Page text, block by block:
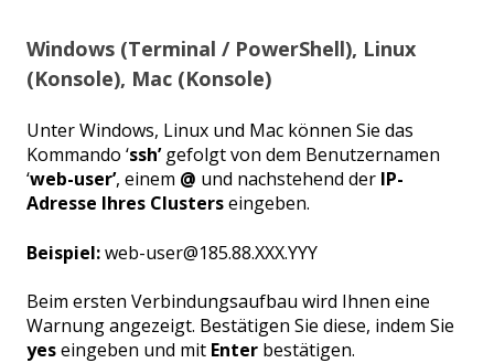
Windows (Terminal / PowerShell), Linux
(Konsole), Mac (Konsole)
Unter Windows, Linux und Mac können Sie das
Kommando ‘ssh’gefolgt von dem Benutzernamen
‘web-user’, einem @ und nachstehend der IP-
Adresse Ihres Clusterseingeben.
Beispiel:web-user@185.88.XXX.YYY
Beim ersten Verbindungsaufbau wird Ihnen eine
Warnung angezeigt. Bestätigen Sie diese, indem Sie
yeseingeben und mit Enter bestätigen.